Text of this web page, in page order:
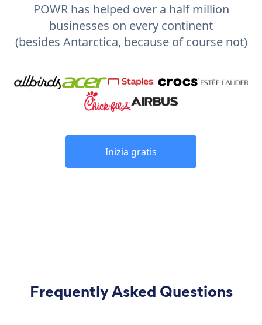
POWR has helped over a half million
businesses on every continent
(besides Antarctica, because of course not)
Inizia gratis
Frequently Asked Questions